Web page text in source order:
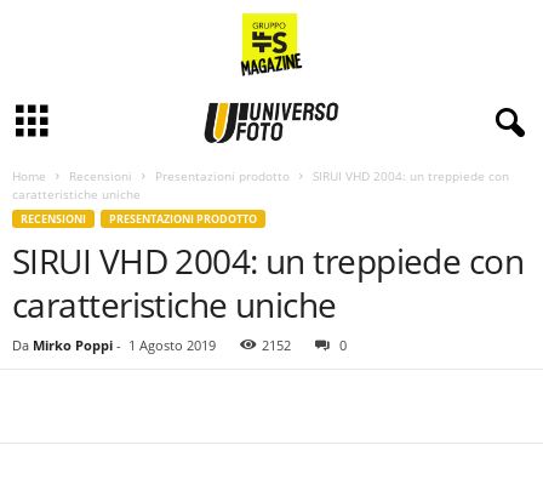
Home Recensioni Presentazioni prodotto
SIRUI VHD 2004 : un treppiede con
caratteristiche uniche
RECENSIONI PRESENTAZIONI PRODOTTO
SIRUI VHD 2004 : un treppiede con
caratteristiche uniche
Da Mirko Poppi - 1 Agosto 2019 2152 0